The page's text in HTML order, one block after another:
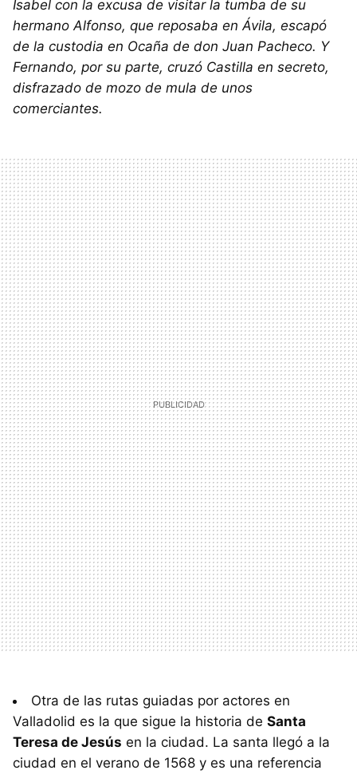
Isabel con la excusa de visitar la tumba de su
hermano Alfonso, que reposaba en Ávila, escapó
de la custodia en Ocaña de don Juan Pacheco. Y
Fernando, por su parte, cruzó Castilla en secreto,
disfrazado de mozo de mula de unos
comerciantes.
Otra de las rutas guiadas por actores en
Valladolid es la que sigue la historia de Santa
Teresa de Jesús en la ciudad. La santa llegó a la
ciudad en el verano de 1568 y es una referencia